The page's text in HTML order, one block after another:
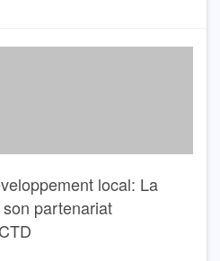
local: La
partenariat